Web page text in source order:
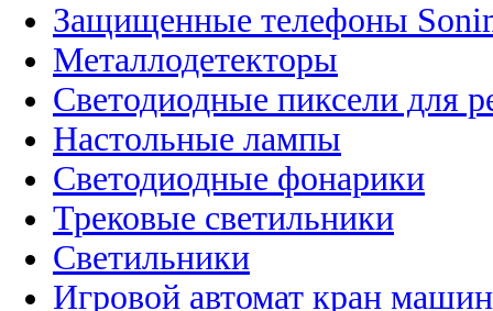
Защищенные телефоны
Металлодетекторы
Светодиодные пиксели для
Настольные лампы
Светодиодные фонарики
Трековые светильники
Светильники
Игровой автомат кран